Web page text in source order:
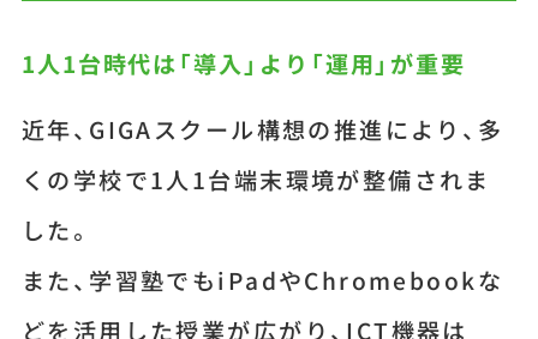
1人1台時代は「導入」より「運用」が重要
近年、GIGAスクール構想の推進により、多
くの学校で1人1台端末環境が整備されま
した。
また、学習塾でもiPadやChromebookな
どを活用した授業が広がり、ICT機器は